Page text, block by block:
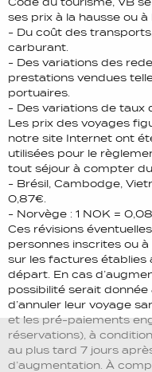
ses prix à la hausse ou
- Du coût des
carburant.
- Des variations des
prestations vendues
portuaires.
- Des variations de taux
Les prix des voyages
notre site Internet ont
utilisées pour le
tout séjour à compter
- Brésil, Cambodge,
0,87€.
- Norvège : 1 NOK =
Ces révisions
personnes inscrites ou
sur les factures établies
départ. En cas
possibilité serait
d’annuler leur voyage
et les pré-paiements
réservations), à
au plus tard 7 jours
d’augmentation. À